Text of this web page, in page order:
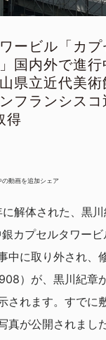
ービル「カ
国内外で進行
県立近代美術
フランシス
得
動画を追加シェア
解体された、黒
カプセルタワー
中に取り外され、
）が、黒川紀章
されます。すでに
真が公開されまし